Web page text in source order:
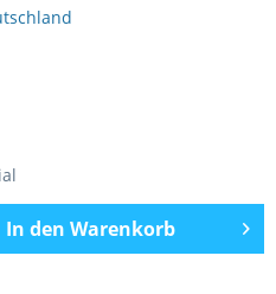
In den Warenkorb